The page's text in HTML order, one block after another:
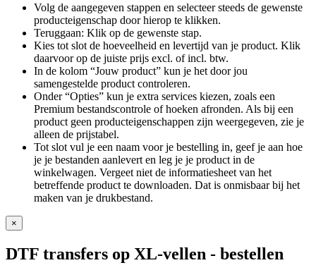
Volg de aangegeven stappen en selecteer steeds de gewenste
producteigenschap door hierop te klikken.
Teruggaan: Klik op de gewenste stap.
Kies tot slot de hoeveelheid en levertijd van je product. Klik
daarvoor op de juiste prijs excl. of incl. btw.
In de kolom “Jouw product” kun je het door jou
samengestelde product controleren.
Onder “Opties” kun je extra services kiezen, zoals een
Premium bestandscontrole of hoeken afronden. Als bij een
product geen producteigenschappen zijn weergegeven, zie je
alleen de prijstabel.
Tot slot vul je een naam voor je bestelling in, geef je aan hoe
je je bestanden aanlevert en leg je je product in de
winkelwagen. Vergeet niet de informatiesheet van het
betreffende product te downloaden. Dat is onmisbaar bij het
maken van je drukbestand.
×
DTF transfers op XL-vellen - bestellen